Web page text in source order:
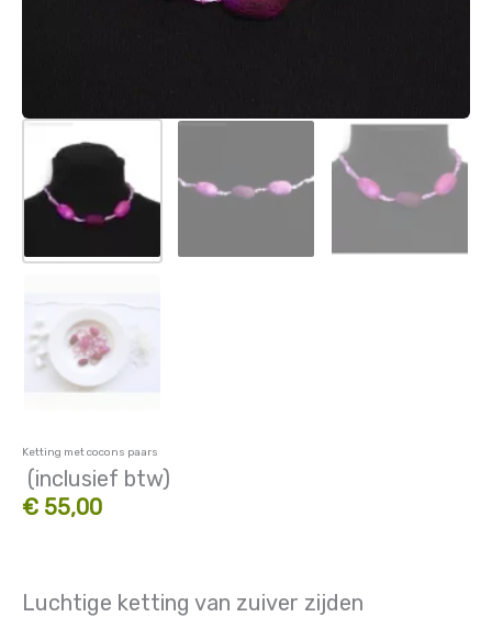
Ketting met cocons paars
(inclusief btw)
€ 55,00
Luchtige ketting van zuiver zijden